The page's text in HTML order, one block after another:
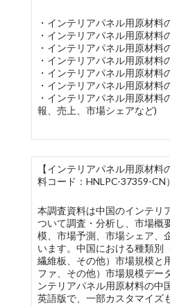
・インテリアパネル用原材料
・インテリアパネル用原材料
・インテリアパネル用原材料
・インテリアパネル用原材料
・インテリアパネル用原材料
・インテリアパネル用原材料
・インテリアパネル用原材料
報、売上、市場シェアなど)
【インテリアパネル用原材
料コード：HNLPC-37359-CN
本調査資料は中国のインテリ
ついて調査・分析し、市場概
模、市場予測、市場シェア、
います。中国における種類別
繊維板、その他）市場規模と
ファ、その他）市場規模デー
ンテリアパネル用原材料の中
英語版で、一部カスタマイズ